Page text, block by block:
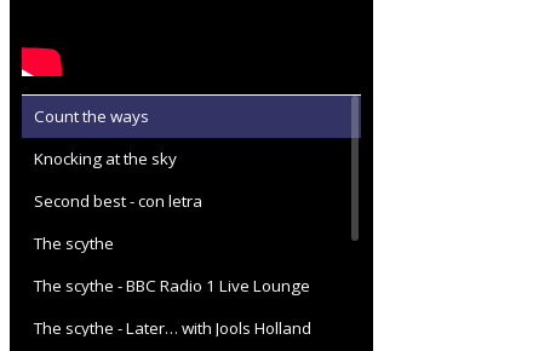
Count the ways
Knocking at the sky
Second best - con letra
The scythe
The scythe - BBC Radio 1 Live Lounge
The scythe - Later… with Jools Holland